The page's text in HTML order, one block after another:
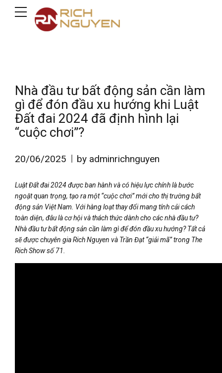
Nhà đầu tư bất động sản cần làm
gì để đón đầu xu hướng khi Luật
Đất đai 2024 đã định hình lại
“cuộc chơi”?
20/06/2025 by adminrichnguyen
Luật Đất đai 2024 được ban hành và có hiệu lực chính là bước
ngoặt quan trọng, tạo ra một “cuộc chơi” mới cho thị trường bất
động sản Việt Nam. Với hàng loạt thay đổi mang tính cải cách
toàn diện, đâu là cơ hội và thách thức dành cho các nhà đầu tư?
Nhà đầu tư bất động sản cần làm gì để đón đầu xu hướng? Tất cả
sẽ được chuyên gia Rich Nguyen và Trần Đạt “giải mã” trong The
Rich Show số 71.